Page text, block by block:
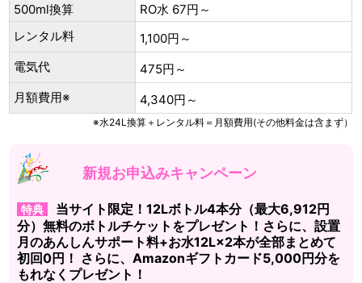
500ml換算
RO水 67円～
レンタル料
1,100円～
電気代
475円～
月額費用※
4,340円～
※水24L換算＋レンタル料＝月額費用(その他料金は含まず）
新規お申込みキャンペーン
特典
当サイト限定！12Lボトル4本分（最大6,912円
分）無料のボトルチケットをプレゼント！さらに、設置
月のあんしんサポート料+お水12L×2本が全部まとめて
初回0円！ さらに、Amazonギフトカード5,000円分を
もれなくプレゼント！